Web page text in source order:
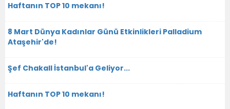
Haftanın TOP 10 mekanı!
8 Mart Dünya Kadınlar Günü Etkinlikleri Palladium
Ataşehir'de!
Şef Chakall İstanbul'a Geliyor...
Haftanın TOP 10 mekanı!